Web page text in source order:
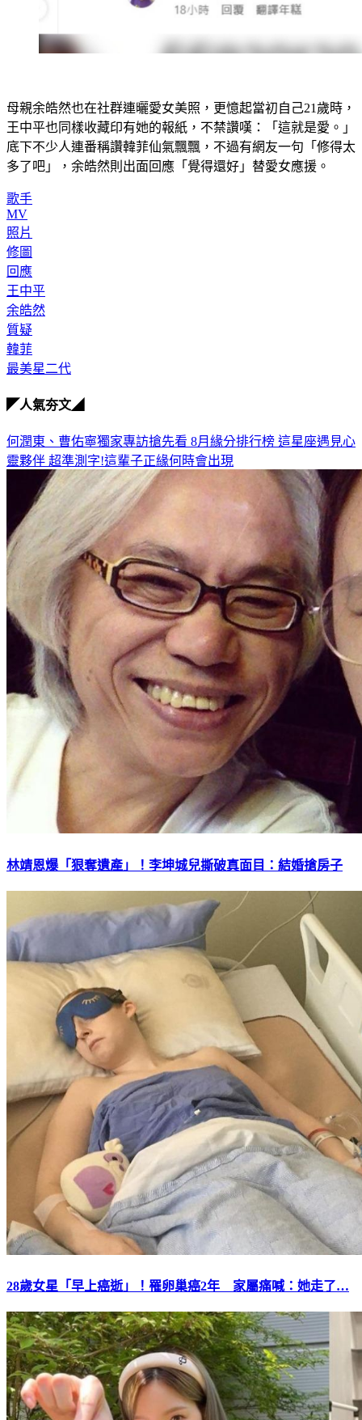
母親余皓然也在社群連曬愛女美照，更憶起當初自己21歲時，
王中平也同樣收藏印有她的報紙，不禁讚嘆：「這就是愛。」
底下不少人連番稱讚韓菲仙氣飄飄，不過有網友一句「修得太
多了吧」，余皓然則出面回應「覺得還好」替愛女應援。
歌手
MV
照片
修圖
回應
王中平
余皓然
質疑
韓菲
最美星二代
◤人氣夯文◢
何潤東、曹佑寧獨家專訪搶先看 8月緣分排行榜 這星座遇見心
靈夥伴 超準測字!這輩子正緣何時會出現
林靖恩爆「狠奪遺產」！李坤城兒撕破真面目：結婚搶房子
28歲女星「早上癌逝」！罹卵巢癌2年 家屬痛喊：她走了…